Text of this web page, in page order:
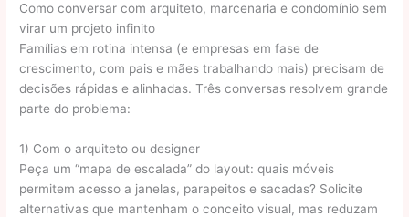
Como conversar com arquiteto, marcenaria e condomínio sem
virar um projeto infinito
Famílias em rotina intensa (e empresas em fase de
crescimento, com pais e mães trabalhando mais) precisam de
decisões rápidas e alinhadas. Três conversas resolvem grande
parte do problema:
1) Com o arquiteto ou designer
Peça um “mapa de escalada” do layout: quais móveis
permitem acesso a janelas, parapeitos e sacadas? Solicite
alternativas que mantenham o conceito visual, mas reduzam